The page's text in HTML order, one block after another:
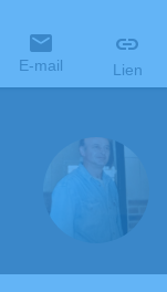
E-mail Lien